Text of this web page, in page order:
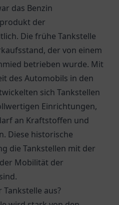
das Benzin
der
Die frühe Tankstelle
der von einem
betrieben wurde. Mit
des Automobils in den
sich Tankstellen
Einrichtungen,
an Kraftstoffen und
Diese historische
die Tankstellen mit der
Mobilität der
aus?